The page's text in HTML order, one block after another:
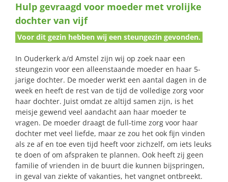
naar:
Hulp gevraagd voor moeder met vrolijke
dochter van vijf
Voor dit gezin hebben wij een steungezin gevonden.
In Ouderkerk a/d Amstel zijn wij op zoek naar een
steungezin voor een alleenstaande moeder en haar 5-
jarige dochter. De moeder werkt een aantal dagen in de
week en heeft de rest van de tijd de volledige zorg voor
haar dochter. Juist omdat ze altijd samen zijn, is het
meisje gewend veel aandacht aan haar moeder te
vragen. De moeder draagt de full-time zorg voor haar
dochter met veel liefde, maar ze zou het ook fijn vinden
als ze af en toe even tijd heeft voor zichzelf, om iets leuks
te doen of om afspraken te plannen. Ook heeft zij geen
familie of vrienden in de buurt die kunnen bijspringen,
in geval van ziekte of vakanties, het vangnet ontbreekt.